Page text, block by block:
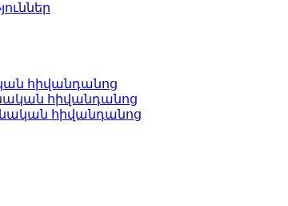
հիվանդանոց
հիվանդանոց
հիվանդանոց